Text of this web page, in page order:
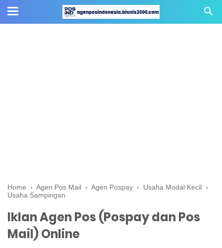
Home › Agen Pos Mail › Agen Pospay › Usaha Modal Kecil ›
Usaha Sampingan
Iklan Agen Pos (Pospay dan Pos
Mail) Online